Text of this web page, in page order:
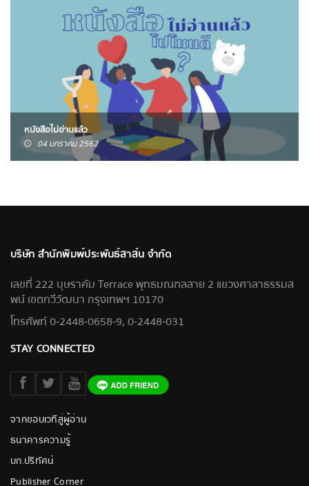
หนังสือไม่อ่านแล้ว
04 มกราคม 2562
บริษัท สำนักพิมพ์ประพันธ์สาส์น จำกัด
เลขที่ 222 บุษราคัม Terrace พุทธมณฑลสาย 2 แขวงศาลาธรรมส
พน์ เขตทวีวัฒนา กรุงเทพฯ 10170
โทรศัพท์ 0-2448-0658-9, 0-2448-031
STAY CONNECTED
จากขอบเวทีสู่ผู้อ่าน
ธนาคารความรู้
บก.ปริทัศน์
Publisher Corner